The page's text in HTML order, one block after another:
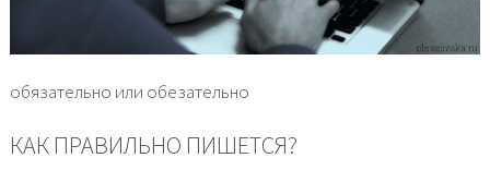
обязательно или обезательно
КАК ПРАВИЛЬНО ПИШЕТСЯ?